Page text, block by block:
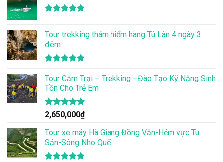
5 sao
Tour trekking thám hiểm hang Tú Làn 4 ngày 3
đêm
hạng4.86
5 sao
Tour Cắm Trại – Trekking –Đào Tạo Kỹ Năng Sinh
Tồn Cho Trẻ Em
Được xếp
hạng 4.86
5 sao
2,650,000₫
Tour xe máy Hà Giang Đồng Văn-Hẻm vực Tu
Sản-Sông Nho Quế